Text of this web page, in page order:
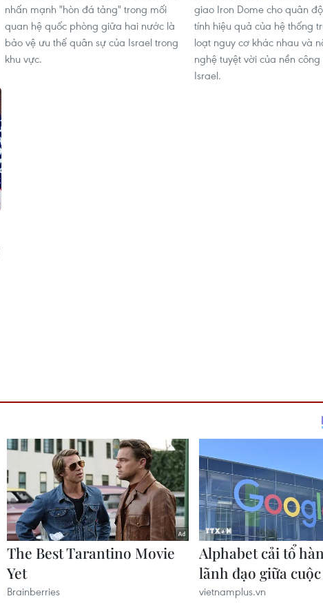
nhấn mạnh "hòn đá tảng" trong mối
quan hệ quốc phòng giữa hai nước là
bảo vệ ưu thế quân sự của Israel trong
khu vực.
giao Iron Dome cho quân
tính hiệu quả của hệ thống
loạt nguy cơ khác nhau và
nghệ tuyệt vời của nền
Israel.